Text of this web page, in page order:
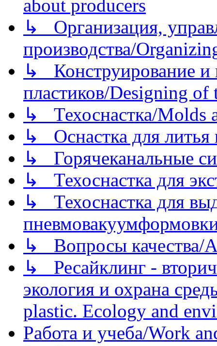
about producers
↳ Организация,
производства/
↳ Конструирование и
пластиков/Designing of
↳ Техоснастка/Molds
↳ Оснастка для литья
↳ Горячеканальные
↳ Техоснастка для
↳ Техоснастка для
↳ Вопросы качества/
↳ Ресайклинг -
экология и охрана
plastic. Ecology and
Работа и учеба/Work